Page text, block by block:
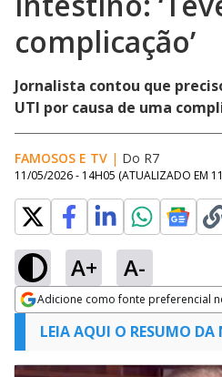
complicação’
Jornalista contou que
UTI por causa de uma
FAMOSOS E TV | Do R7
11/05/2026 - 14H05 (ATUALIZADO EM
A+ A-
Adicione como fonte preferencial
Opens in new window
LEIA AQUI O RESUMO